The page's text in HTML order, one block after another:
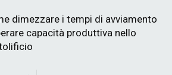
dimezzare i tempi di avviamento
capacità produttiva nello